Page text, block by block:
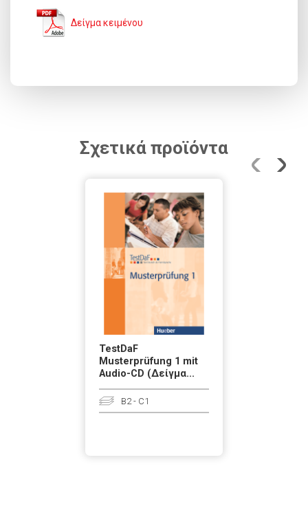
Δείγμα κειμένου
Σχετικά προϊόντα
TestDaF
Musterprüfung 1 mit
Audio-CD (Δείγμα...
B2 - C1